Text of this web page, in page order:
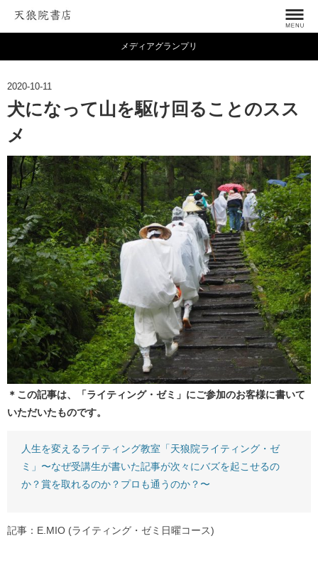
メディアグランプリ
2020-10-11
犬になって山を駆け回ることのスス
メ
＊この記事は、「ライティング・ゼミ」にご参加のお客様に書いて
いただいたものです。
人生を変えるライティング教室「天狼院ライティング・ゼ
ミ」〜なぜ受講生が書いた記事が次々にバズを起こせるの
か？賞を取れるのか？プロも通うのか？〜
記事：E.MIO (ライティング・ゼミ日曜コース)